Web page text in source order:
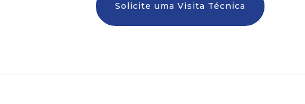
Solicite uma Visita Técnica